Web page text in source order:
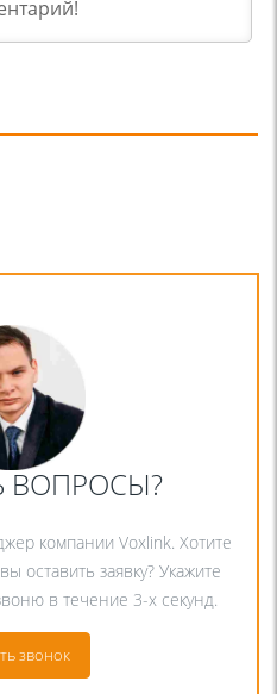
ВОПРОСЫ?
компании Voxlink. Хотите
оставить заявку? Укажите
в течение 3-х секунд.
звонок